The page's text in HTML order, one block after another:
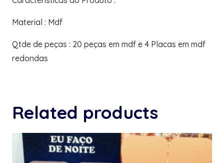
Material : Mdf
Qtde de peças : 20 peças em mdf e 4 Placas em mdf
redondas
Related products